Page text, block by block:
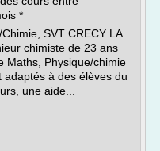
*
SVT CRECY LA
chimiste de 23 ans
Maths, Physique/chimie
à des élèves du
une aide...